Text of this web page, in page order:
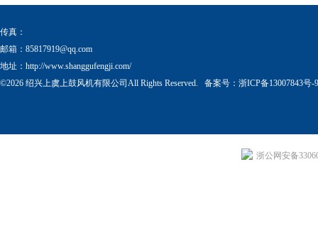
传真：
邮箱： 85817919@qq.com
地址：http://www.shanggufengji.com/
©2026 绍兴上虞上鼓风机有限公司All Rights Reserved. 备案号： 浙ICP备13007843号-9
浙公网安备